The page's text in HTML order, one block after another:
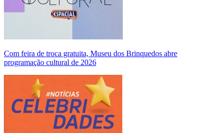
Com feira de troca gratuita, Museu dos Brinquedos abre
programação cultural de 2026